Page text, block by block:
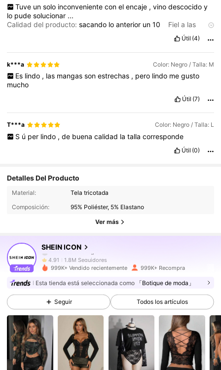
Tuve un solo inconveniente con el encaje , vino descocido y
lo pudesolucionar ...
Calidad del producto:sacando loanterior un10
Fiel a las
la
mequedaun
pocogrande,perofueerrormio!Pornoconfiar,CONFIENEN
TALLES
Útil (4)
k***a Color: Negro / Talla: M
Es lindo , las mangas son estrechas , pero lindo me gusto
mucho
Útil (7)
T***a Color: Negro / Talla: L
S ú per lindo , de buena calidad la talla corresponde
Útil (0)
Detalles Del Producto
Material:
Tela tricotada
Composición:
95% Poliéster, 5% Elastano
Ver más
SHEIN ICON
1.8M Seguidores
1.8M Seguidores
4,91 1.8M Seguidores
1.8M Seguidores
4,91 1.8M Seguidores
999K+ Vendido recientemente 999K+ Recompra
Esta tienda está seleccionada como 「Botique de moda」
Seguir Todos los artículos